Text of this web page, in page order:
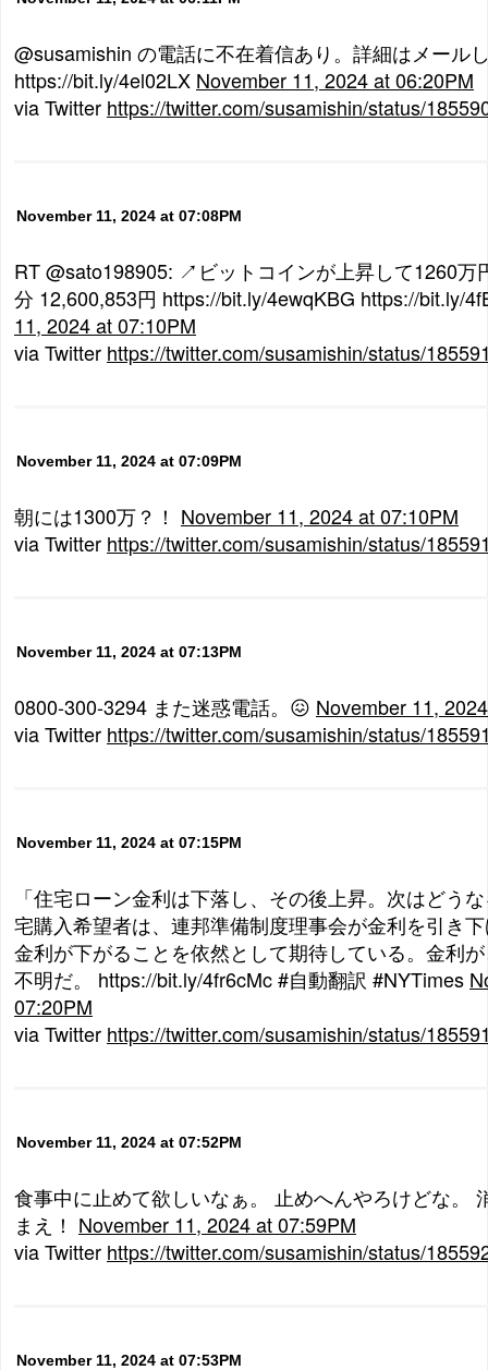
@susamishin の電話に不在着信あり。詳細はメール
https://bit.ly/4el02LX November 11, 2024 at 06:20PM
via Twitter https://twitter.com/susamishin/status/
November 11, 2024 at 07:08PM
RT @sato198905: ↗ビットコインが上昇して1260万
分 12,600,853円 https://bit.ly/4ewqKBG https://bit.ly/
11, 2024 at 07:10PM
via Twitter https://twitter.com/susamishin/status/
November 11, 2024 at 07:09PM
朝には1300万？！ November 11, 2024 at 07:10PM
via Twitter https://twitter.com/susamishin/status/
November 11, 2024 at 07:13PM
0800-300-3294 また迷惑電話。😖 November 11,
via Twitter https://twitter.com/susamishin/status/
November 11, 2024 at 07:15PM
「住宅ローン金利は下落し、その後上昇。次はどう
宅購入希望者は、連邦準備制度理事会が金利を引き
金利が下がることを依然として期待している。金利
不明だ。 https://bit.ly/4fr6cMc #自動翻訳 #NYTimes
07:20PM
via Twitter https://twitter.com/susamishin/status/
November 11, 2024 at 07:52PM
食事中に止めて欲しいなぁ。 止めへんやろけどな。
まえ！ November 11, 2024 at 07:59PM
via Twitter https://twitter.com/susamishin/status/
November 11, 2024 at 07:53PM